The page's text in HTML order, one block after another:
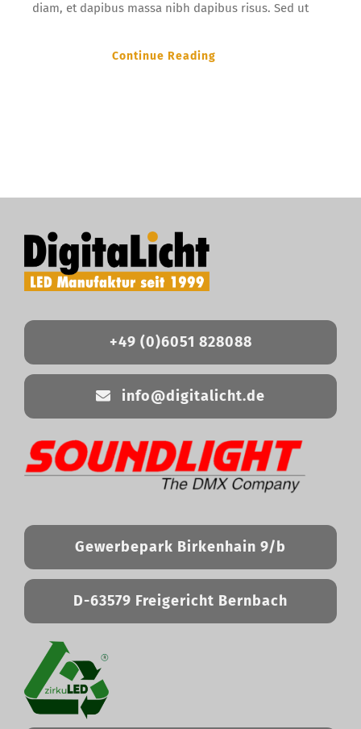
diam, et dapibus massa nibh dapibus risus. Sed ut
Continue Reading
+49 (0)6051 828088
info@digitalicht.de
Gewerbepark Birkenhain 9/b
D-63579 Freigericht Bernbach